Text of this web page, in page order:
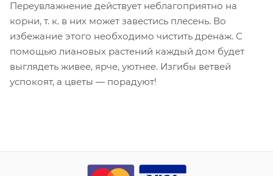
Переувлажнение действует неблагоприятно на
корни, т. к. в них может завестись плесень. Во
избежание этого необходимо чистить дренаж. С
помощью лиановых растений каждый дом будет
выглядеть живее, ярче, уютнее. Изгибы ветвей
успокоят, а цветы — порадуют!